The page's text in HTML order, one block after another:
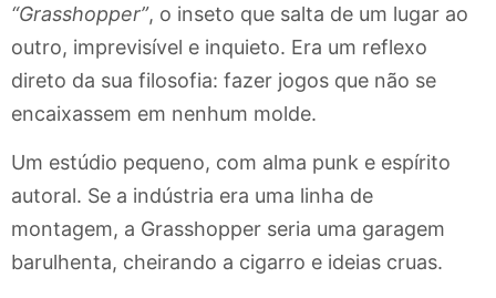
“Grasshopper”, o inseto que salta de um lugar ao
outro, imprevisível e inquieto. Era um reflexo
direto da sua filosofia: fazer jogos que não se
encaixassem em nenhum molde.
Um estúdio pequeno, com alma punk e espírito
autoral. Se a indústria era uma linha de
montagem, a Grasshopper seria uma garagem
barulhenta, cheirando a cigarro e ideias cruas.